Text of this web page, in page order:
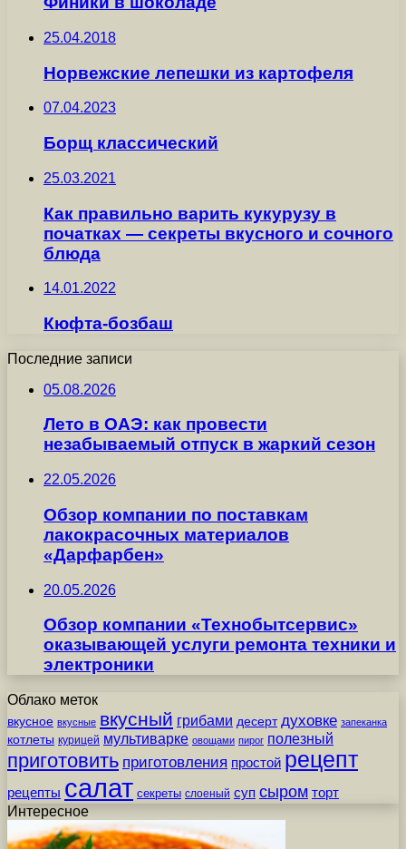
25.04.2018
Норвежские лепешки из картофеля
07.04.2023
Борщ классический
25.03.2021
Как правильно варить кукурузу в
початках — секреты вкусного и сочного
блюда
14.01.2022
Кюфта-бозбаш
Последние записи
05.08.2026
Лето в ОАЭ: как провести
незабываемый отпуск в жаркий сезон
22.05.2026
Обзор компании по поставкам
лакокрасочных материалов
«Дарфарбен»
20.05.2026
Обзор компании «Технобытсервис»
оказывающей услуги ремонта техники и
электроники
Облако меток
вкусное вкусные вкусный грибами десерт духовке запеканка
котлеты курицей мультиварке овощами пирог полезный
приготовить приготовления простой рецепт
рецепты салат секреты слоеный суп сыром торт
Интересное